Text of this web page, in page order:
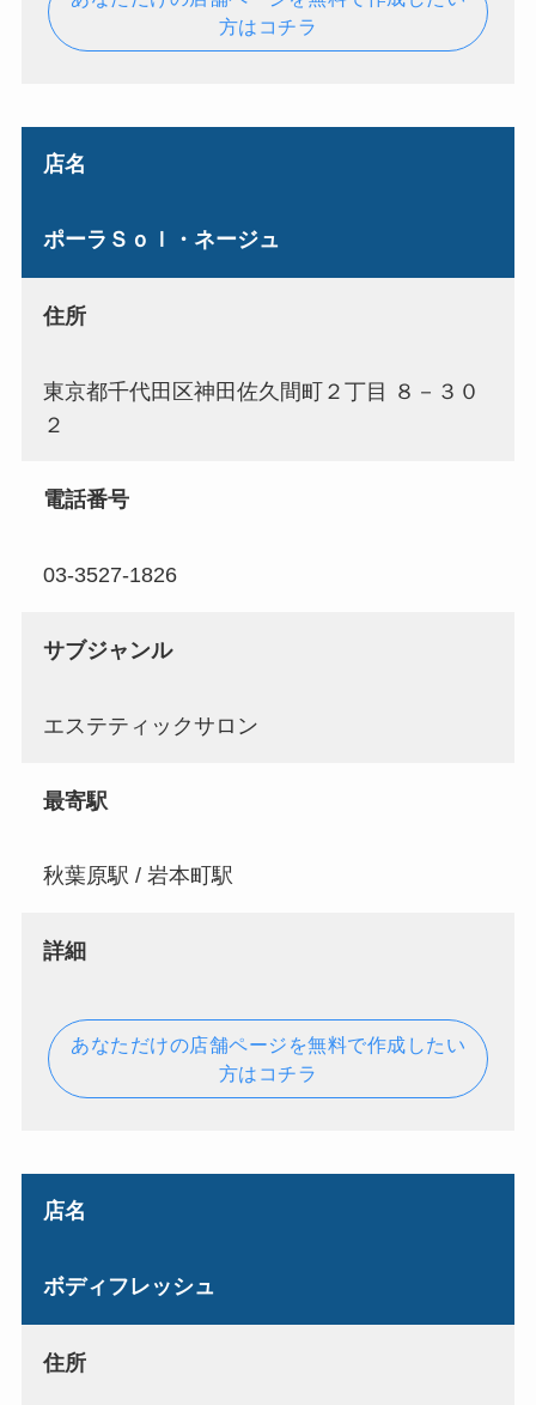
方はコチラ
店名
ポーラＳｏｌ・ネージュ
住所
東京都千代田区神田佐久間町２丁目 ８－３０
２
電話番号
03-3527-1826
サブジャンル
エステティックサロン
最寄駅
秋葉原駅 / 岩本町駅
詳細
あなただけの店舗ページを無料で作成したい
方はコチラ
店名
ボディフレッシュ
住所